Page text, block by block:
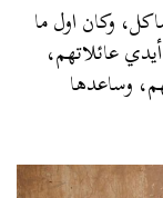
وكان اول ما
عائلاتهم،
وساعدها